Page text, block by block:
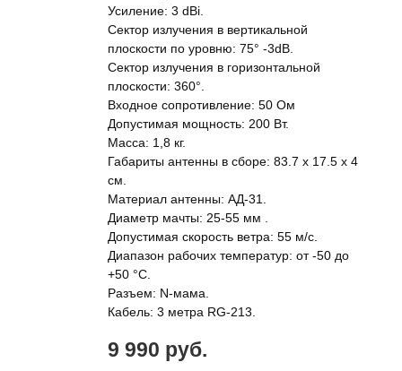
Усиление: 3 dBi.
Сектор излучения в вертикальной
плоскости по уровню: 75° -3dB.
Сектор излучения в горизонтальной
плоскости: 360°.
Входное сопротивление: 50 Ом
Допустимая мощность: 200 Вт.
Масса: 1,8 кг.
Габариты антенны в сборе: 83.7 x 17.5 х 4
см.
Материал антенны: АД-31.
Диаметр мачты: 25-55 мм .
Допустимая скорость ветра: 55 м/с.
Диапазон рабочих температур: от -50 до
+50 °С.
Разъем: N-мама.
Кабель: 3 метра RG-213.
9 990 руб.